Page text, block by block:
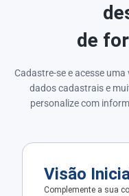
de
Cadastre-se e acesse
dados cadastrais e
personalize com
Visão
Complemente a sua